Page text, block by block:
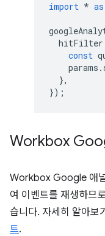
import * as
hitFilter
const
params .
},
});
Workbox
Workbox Google 애
여 이벤트를 재생하므
습니다. 자세히 알아보
트.